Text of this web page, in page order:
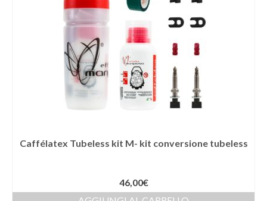
Caffélatex Tubeless kit M- kit conversione tubeless
46,00€